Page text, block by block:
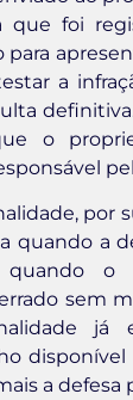
que foi
para
a
o
por
quando a
o
sem
já
a defesa